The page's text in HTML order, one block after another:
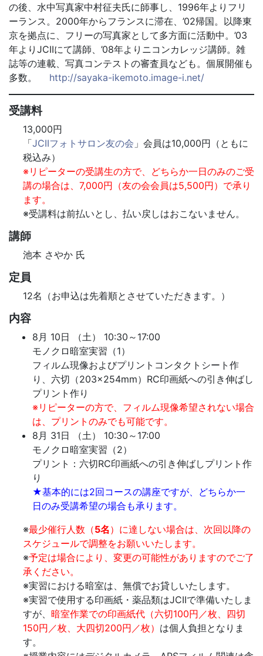
の後、水中写真家中村征夫氏に師事し、1996年よりフリ
ーランス。2000年からフランスに滞在、’02帰国。以降東
京を拠点に、フリーの写真家として多方面に活動中。’03
年よりJCIIにて講師、’08年よりニコンカレッジ講師。雑
誌等の連載、写真コンテストの審査員なども。個展開催も
多数。 http://sayaka-ikemoto.image-i.net/
受講料
13,000円
「JCIIフォトサロン友の会 」会員は10,000円（ともに
税込み）
※リピーターの受講生の方で、どちらか一日のみのご受
講の場合は、7,000円（友の会会員は5,500円）で承り
ます。
※受講料は前払いとし、払い戻しはおこないません。
講師
池本 さやか 氏
定員
12名（お申込は先着順とさせていただきます。）
内容
8月 10日 （土） 10:30～17:00
モノクロ暗室実習（1）
フィルム現像およびプリントコンタクトシート作
り、六切（203×254mm）RC印画紙への引き伸ばし
プリント作り
※リピーターの方で、フィルム現像希望されない場合
は、プリントのみでも可能です。
8月 31日 （土） 10:30～17:00
モノクロ暗室実習（2）
プリント：六切RC印画紙への引き伸ばしプリント作
り
★基本的には2回コースの講座ですが、どちらか一
日のみ受講希望の場合も承ります。
※最少催行人数（5名 ）に達しない場合は、次回以降の
スケジュールで調整をお願いいたします。
※予定は場合により、変更の可能性がありますのでご了
承ください。
※実習における暗室は、無償でお貸しいたします。
※実習で使用する印画紙・薬品類はJCIIで準備いたしま
すが、 暗室作業での印画紙代（六切100円／枚、四切
150円／枚、大四切200円／枚） は個人負担となりま
す。